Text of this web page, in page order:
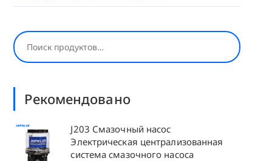
Поиск
Рекомендовано
J203 Смазочный насос
Электрическая централизованная
система смазочного насоса